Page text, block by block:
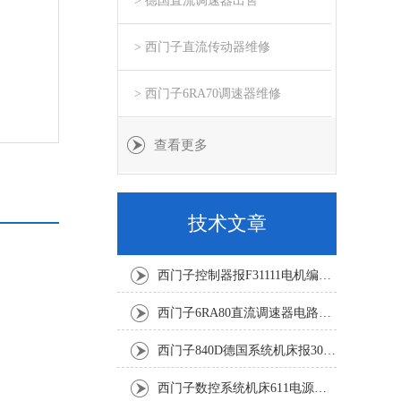
> 西门子直流传动器维修
> 西门子6RA70调速器维修
查看更多
技术文章
西门子控制器报F31111电机编码器坏修复解决
西门子6RA80直流调速器电路板坏销售修理单位
西门子840D德国系统机床报300501修复解决
西门子数控系统机床611电源模块灯不显示修复解决